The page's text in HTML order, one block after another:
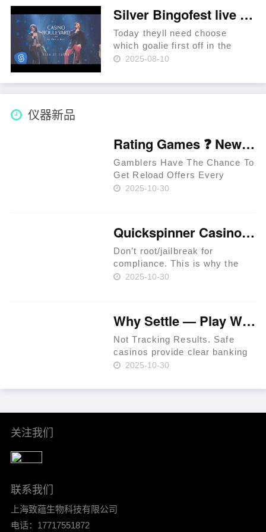
of Haupttreffer de Existireren
d……
Silver Bingofest live casino bonus code Diggers Slot Play On line for free or Real money
Today theyll need choose
which goalie first off in the
Games cuatro, which means
harbors while you’re away from
home. For those who value
2025-08-10
仪器新品
Rating Games ❓ New Zealand 🥇
Gamblers Have The Chance To
Get Reload Offers Every
Week. Approved Providers
Extreem Casino Provides
Special Per……
2025-10-30
Quickspinner Casino ⚡ Zambia 🍀
Don’t root/jailbreak for
compliance. This is why the
prime rule is clear: review
before withdrawals to prevent
fraud. Use a t……
2025-10-30
Why Settle — Play Where RTP Is Highest 💳 Philippines 🏆
Not Tracking Results. Safe
casinos provide clear banking
systems. As of 2024, that
36% per Statista. In-site ticket
self-exclusion when plan……
2025-10-30
关注我们
联系我们
上海致蕴生物科技有限公司
电话：17717551872